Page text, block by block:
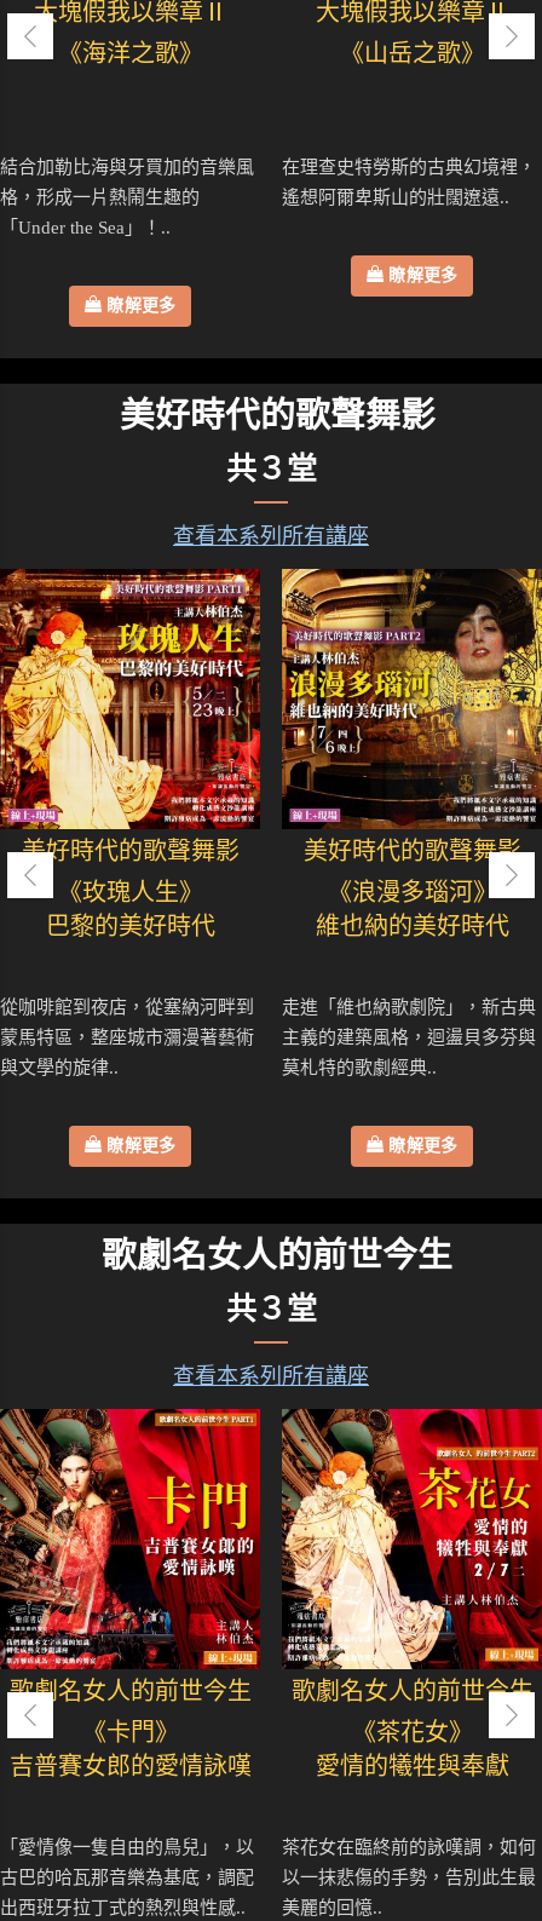
大塊假我以樂章Ⅱ
《海洋之歌》
結合加勒比海與牙買加的音樂風
格，形成一片熱鬧生趣的
「Under the Sea」！..
瞭解更多
大塊假我以樂章Ⅱ
《山岳之歌》
在理查史特勞斯的古典幻境裡，
遙想阿爾卑斯山的壯闊遼遠..
瞭解更多
美好時代的歌聲舞影
共３堂
查看本系列所有講座
美好時代的歌聲舞影
《玫瑰人生》
巴黎的美好時代
從咖啡館到夜店，從塞納河畔到
蒙馬特區，整座城市瀰漫著藝術
與文學的旋律..
瞭解更多
美好時代的歌聲舞影
《浪漫多瑙河》
維也納的美好時代
走進「維也納歌劇院」，新古典
主義的建築風格，迴盪貝多芬與
莫札特的歌劇經典..
瞭解更多
歌劇名女人的前世今生
共３堂
查看本系列所有講座
歌劇名女人的前世今生
《卡門》
吉普賽女郎的愛情詠嘆
「愛情像一隻自由的鳥兒」，以
古巴的哈瓦那音樂為基底，調配
出西班牙拉丁式的熱烈與性感..
歌劇名女人的前世今生
《茶花女》
愛情的犧牲與奉獻
茶花女在臨終前的詠嘆調，如何
以一抹悲傷的手勢，告別此生最
美麗的回憶..